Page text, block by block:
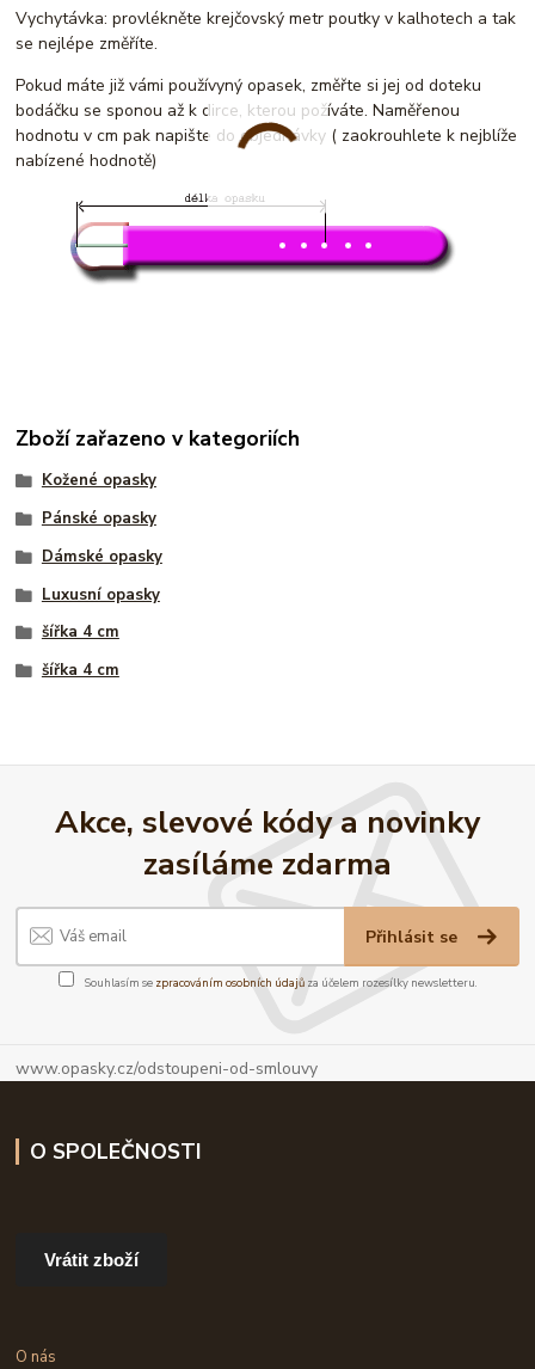
Vychytávka: provlékněte krejčovský metr poutky v kalhotech a tak
se nejlépe změříte.
Pokud máte již vámi používyný opasek, změřte si jej od doteku
bodáčku se sponou až k dirce, kterou požíváte. Naměřenou
hodnotu v cm pak napište do objednávky ( zaokrouhlete k nejblíže
nabízené hodnotě)
Zboží zařazeno v kategoriích
Kožené opasky
Pánské opasky
Dámské opasky
Luxusní opasky
šířka 4 cm
šířka 4 cm
Akce, slevové kódy a novinky
zasíláme zdarma
Přihlásit se
Souhlasím se zpracováním osobních údajůza účelem rozesílky newsletteru.
www.opasky.cz/odstoupeni-od-smlouvy
O SPOLEČNOSTI
Vrátit zboží
O nás